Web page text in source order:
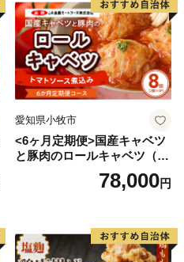
愛知県小牧市
<6ヶ月定期便>国産キャベツ
と豚肉のロールキャベツ（4P
78,000円